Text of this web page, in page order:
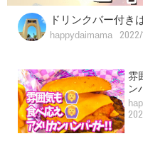
ドリンクバー付き
happydaimama 2022/
雰
ン